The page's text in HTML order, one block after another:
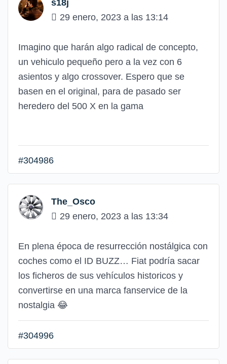
s18j
29 enero, 2023 a las 13:14
Imagino que harán algo radical de concepto,
un vehiculo pequeño pero a la vez con 6
asientos y algo crossover. Espero que se
basen en el original, para de pasado ser
heredero del 500 X en la gama
#304986
The_Osco
29 enero, 2023 a las 13:34
En plena época de resurrección nostálgica con
coches como el ID BUZZ… Fiat podría sacar
los ficheros de sus vehículos historicos y
convertirse en una marca fanservice de la
nostalgia 😂
#304996